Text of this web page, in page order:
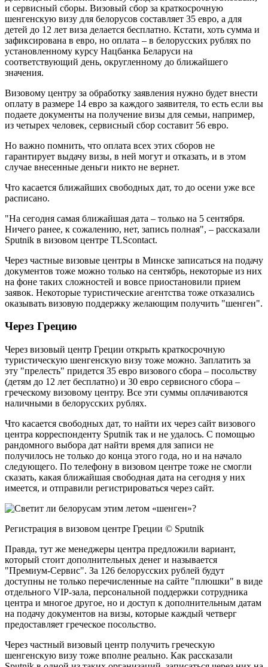
и сервисный сборы. Визовый сбор за краткосрочную
шенгенскую визу для белорусов составляет 35 евро, а для
детей до 12 лет виза делается бесплатно. Кстати, хоть сумма и
зафиксирована в евро, но оплата – в белорусских рублях по
установленному курсу Нацбанка Беларуси на
соответствующий день, округленному до ближайшего
значения.
Визовому центру за обработку заявления нужно будет внести
оплату в размере 14 евро за каждого заявителя, то есть если вы
подаете документы на получение визы для семьи, например,
из четырех человек, сервисный сбор составит 56 евро.
Но важно помнить, что оплата всех этих сборов не
гарантирует выдачу визы, в ней могут и отказать, и в этом
случае внесенные деньги никто не вернет.
Что касается ближайших свободных дат, то до осени уже все
расписано.
"На сегодня самая ближайшая дата – только на 5 сентября.
Ничего ранее, к сожалению, нет, запись полная", – рассказали
Sputnik в визовом центре TLScontact.
Через частные визовые центры в Минске записаться на подачу
документов тоже можно только на сентябрь, некоторые из них
на фоне таких сложностей и вовсе приостановили прием
заявок. Некоторые туристические агентства тоже отказались
оказывать визовую поддержку желающим получить "шенген".
Через Грецию
Через визовый центр Греции открыть краткосрочную
туристическую шенгенскую визу тоже можно. Заплатить за
эту "прелесть" придется 35 евро визового сбора – посольству
(детям до 12 лет бесплатно) и 30 евро сервисного сбора –
греческому визовому центру. Все эти суммы оплачиваются
наличными в белорусских рублях.
Что касается свободных дат, то найти их через сайт визового
центра корреспонденту Sputnik так и не удалось. С помощью
рандомного выбора дат найти время для записи не
получилось не только до конца этого года, но и на начало
следующего. По телефону в визовом центре тоже не смогли
сказать, какая ближайшая свободная дата на сегодня у них
имеется, и отправили регистрироваться через сайт.
Регистрация в визовом центре Греции © Sputnik
Правда, тут же менеджеры центра предложили вариант,
который стоит дополнительных денег и называется
"Премиум-Сервис". За 126 белорусских рублей будут
доступны не только перечисленные на сайте "плюшки" в виде
отдельного VIP-зала, персональной поддержки сотрудника
центра и многое другое, но и доступ к дополнительным датам
на подачу документов на визы, которые каждый четверг
предоставляет греческое посольство.
Через частный визовый центр получить греческую
шенгенскую визу тоже вполне реально. Как рассказали